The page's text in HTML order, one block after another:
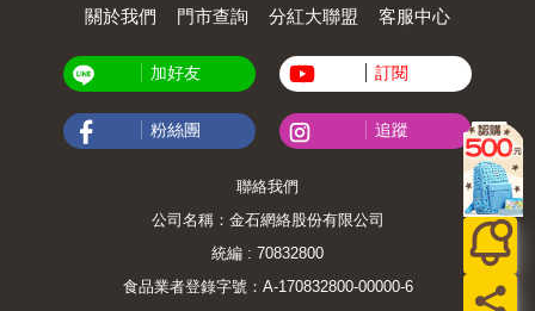
關於我們 門市查詢 分紅大聯盟 客服中心
加好友 訂閱
粉絲團 追蹤
聯絡我們
公司名稱：金石網絡股份有限公司
統編 : 70832800
食品業者登錄字號：A-170832800-00000-6